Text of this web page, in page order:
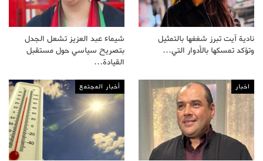
نادية آيت تبرز شغفها بالتمثيل
وتؤكد تمسكها بالأدوار التي…
شيماء عبد العزيز تشعل الجدل
بتصريح سياسي حول مستقبل
القيادة…
اخبار أخبار المجتمع